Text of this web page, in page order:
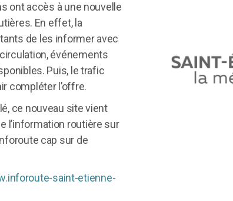
ont accès à une nouvelle
En effet, la
de les informer avec
événements
Puis, le trafic
compléter l’offre.
ce nouveau site vient
l’information routière sur
cap sur de
saint-etienne-